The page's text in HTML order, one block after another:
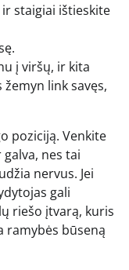
staigiai ištieskite
į viršų, ir kita
link savęs,
poziciją. Venkite
nes tai
nervus. Jei
gali
riešo įtvarą, kuris
ramybės būseną